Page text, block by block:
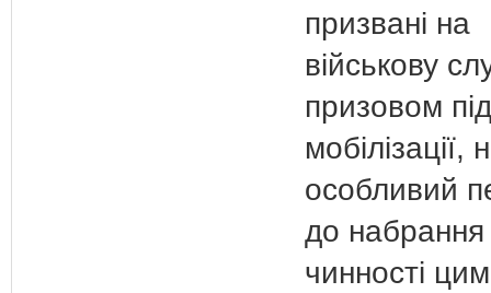
призвані на
військову
призовом
мобілізації,
особливий
до набрання
чинності цим